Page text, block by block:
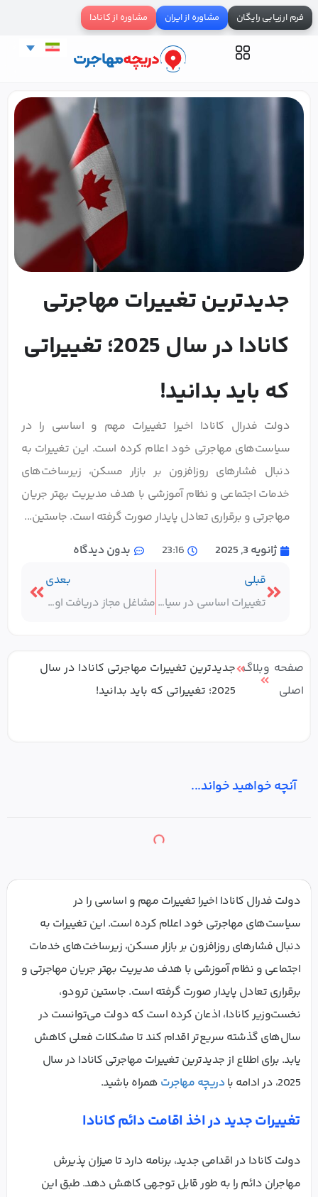
فرم ارزیابی رایگان مشاوره از ایران مشاوره از کانادا
جدیدترین تغییرات مهاجرتی
کانادا در سال 2025؛ تغییراتی
که باید بدانید!
دولت فدرال کانادا اخیرا تغییرات مهم و اساسی را در
سیاست‌های مهاجرتی خود اعلام کرده است. این تغییرات به
دنبال فشارهای روزافزون بر بازار مسکن، زیرساخت‌های
خدمات اجتماعی و نظام آموزشی با هدف مدیریت بهتر جریان
مهاجرتی و برقراری تعادل پایدار صورت گرفته است. جاستین...
ژانویه 3, 2025
23:16
بدون دیدگاه
قبلی
تغییرات اساسی در سیاست‌های مهاجرتی کانادا: گامی به سوی تعادل و مدیریت بهتر
بعدی
مشاغل مجاز دریافت اوپن ورک پرمیت همسر کانادا | آپدیت 2025
صفحه
اصلی
وبلاگ جدیدترین تغییرات مهاجرتی کانادا در سال
2025؛ تغییراتی که باید بدانید!
دولت فدرال کانادا اخیرا تغییرات مهم و اساسی را در
سیاست‌های مهاجرتی خود اعلام کرده است. این تغییرات به
دنبال فشارهای روزافزون بر بازار مسکن، زیرساخت‌های خدمات
اجتماعی و نظام آموزشی با هدف مدیریت بهتر جریان مهاجرتی و
برقراری تعادل پایدار صورت گرفته است. جاستین ترودو،
نخست‌وزیر کانادا، اذعان کرده است که دولت می‌توانست در
سال‌های گذشته سریع‌تر اقدام کند تا مشکلات فعلی کاهش
یابد. برای اطلاع از جدیدترین تغییرات مهاجرتی کانادا در سال
2025، در ادامه با
دریچه مهاجرت همراه باشید.
تغییرات جدید در اخذ اقامت دائم کانادا
دولت کانادا در اقدامی جدید، برنامه دارد تا میزان پذیرش
مهاجران دائم را به طور قابل توجهی کاهش دهد. طبق این
آنچه خواهید خواند...